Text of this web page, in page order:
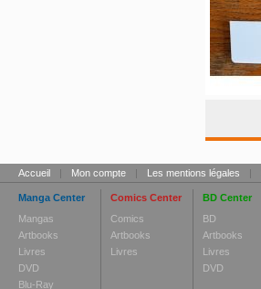
Accueil | Mon compte | Les mentions légales |
Manga Center
Mangas
Artbooks
Livres
DVD
Blu-Ray
Comics Center
Comics
Artbooks
Livres
BD Center
BD
Artbooks
Livres
DVD